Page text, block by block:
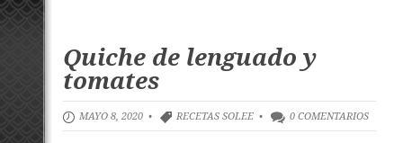
Quiche de lenguado y
tomates
MAYO 8, 2020 • RECETAS SOLEE • 0 COMENTARIOS